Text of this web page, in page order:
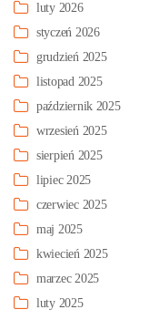
luty 2026
styczeń 2026
grudzień 2025
listopad 2025
październik 2025
wrzesień 2025
sierpień 2025
lipiec 2025
czerwiec 2025
maj 2025
kwiecień 2025
marzec 2025
luty 2025